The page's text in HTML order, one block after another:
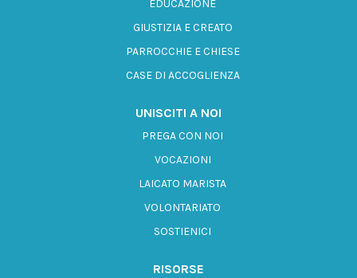
EDUCAZIONE
GIUSTIZIA E CREATO
PARROCCHIE E CHIESE
CASE DI ACCOGLIENZA
UNISCITI A NOI
PREGA CON NOI
VOCAZIONI
LAICATO MARISTA
VOLONTARIATO
SOSTIENICI
RISORSE